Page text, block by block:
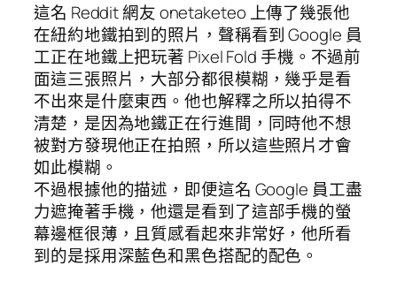
這名 Reddit 網友 onetaketeo 上傳了幾張他
在紐約地鐵拍到的照片，聲稱看到 Google 員
工正在地鐵上把玩著 Pixel Fold 手機。不過前
面這三張照片，大部分都很模糊，幾乎是看
不出來是什麼東西。他也解釋之所以拍得不
清楚，是因為地鐵正在行進間，同時他不想
被對方發現他正在拍照，所以這些照片才會
如此模糊。
不過根據他的描述，即便這名 Google 員工盡
力遮掩著手機，他還是看到了這部手機的螢
幕邊框很薄，且質感看起來非常好，他所看
到的是採用深藍色和黑色搭配的配色。